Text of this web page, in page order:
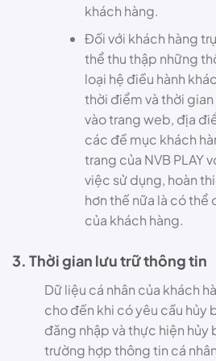
khách hàng.
Đối với khách hàng
thể thu thập những
loại hệ điều hành
thời điểm và thời
vào trang web, địa
các đề mục khách
trang của NVB PLAY
việc sử dụng, hoàn
hơn thế nữa là có thể
của khách hàng.
3. Thời gian lưu trữ thông tin
Dữ liệu cá nhân của khách
cho đến khi có yêu cầu hủy
đăng nhập và thực hiện hủy
trường hợp thông tin cá